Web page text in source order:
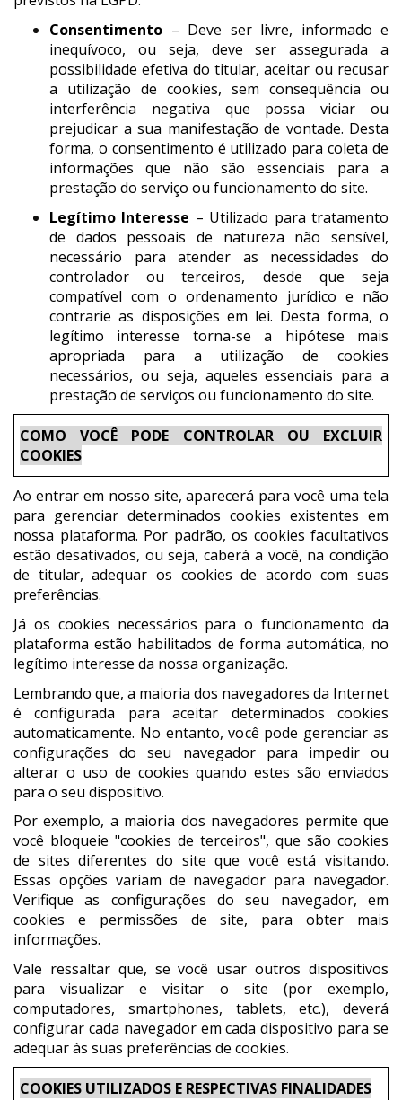
Consentimento – Deve ser livre, informado e
inequívoco, ou seja, deve ser assegurada a
possibilidade efetiva do titular, aceitar ou recusar
a utilização de cookies, sem consequência ou
interferência negativa que possa viciar ou
prejudicar a sua manifestação de vontade. Desta
forma, o consentimento é utilizado para coleta de
informações que não são essenciais para a
prestação do serviço ou funcionamento do site.
Legítimo Interesse – Utilizado para tratamento
de dados pessoais de natureza não sensível,
necessário para atender as necessidades do
controlador ou terceiros, desde que seja
compatível com o ordenamento jurídico e não
contrarie as disposições em lei. Desta forma, o
legítimo interesse torna-se a hipótese mais
apropriada para a utilização de cookies
necessários, ou seja, aqueles essenciais para a
prestação de serviços ou funcionamento do site.
COMO VOCÊ PODE CONTROLAR OU EXCLUIR
COOKIES
Ao entrar em nosso site, aparecerá para você uma tela
para gerenciar determinados cookies existentes em
nossa plataforma. Por padrão, os cookies facultativos
estão desativados, ou seja, caberá a você, na condição
de titular, adequar os cookies de acordo com suas
preferências.
Já os cookies necessários para o funcionamento da
plataforma estão habilitados de forma automática, no
legítimo interesse da nossa organização.
Lembrando que, a maioria dos navegadores da Internet
é configurada para aceitar determinados cookies
automaticamente. No entanto, você pode gerenciar as
configurações do seu navegador para impedir ou
alterar o uso de cookies quando estes são enviados
para o seu dispositivo.
Por exemplo, a maioria dos navegadores permite que
você bloqueie "cookies de terceiros", que são cookies
de sites diferentes do site que você está visitando.
Essas opções variam de navegador para navegador.
Verifique as configurações do seu navegador, em
cookies e permissões de site, para obter mais
informações.
Vale ressaltar que, se você usar outros dispositivos
para visualizar e visitar o site (por exemplo,
computadores, smartphones, tablets, etc.), deverá
configurar cada navegador em cada dispositivo para se
adequar às suas preferências de cookies.
COOKIES UTILIZADOS E RESPECTIVAS FINALIDADES